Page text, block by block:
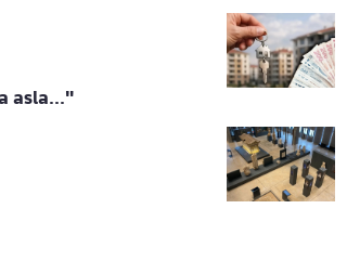
asla..."